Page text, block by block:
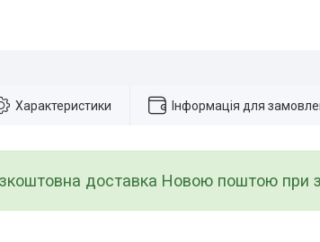
Характеристики Інформація для
доставка Новою поштою при